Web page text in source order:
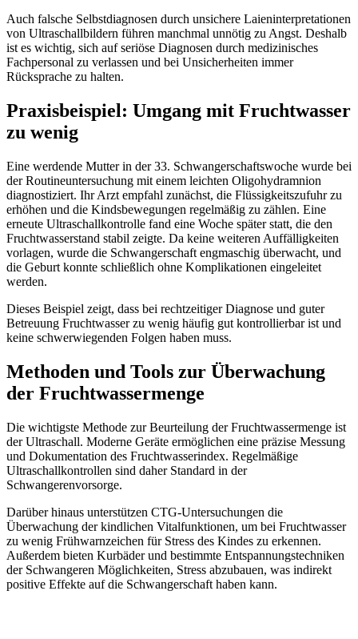
Auch falsche Selbstdiagnosen durch unsichere Laieninterpretationen
von Ultraschallbildern führen manchmal unnötig zu Angst. Deshalb
ist es wichtig, sich auf seriöse Diagnosen durch medizinisches
Fachpersonal zu verlassen und bei Unsicherheiten immer
Rücksprache zu halten.
Praxisbeispiel: Umgang mit Fruchtwasser
zu wenig
Eine werdende Mutter in der 33. Schwangerschaftswoche wurde bei
der Routineuntersuchung mit einem leichten Oligohydramnion
diagnostiziert. Ihr Arzt empfahl zunächst, die Flüssigkeitszufuhr zu
erhöhen und die Kindsbewegungen regelmäßig zu zählen. Eine
erneute Ultraschallkontrolle fand eine Woche später statt, die den
Fruchtwasserstand stabil zeigte. Da keine weiteren Auffälligkeiten
vorlagen, wurde die Schwangerschaft engmaschig überwacht, und
die Geburt konnte schließlich ohne Komplikationen eingeleitet
werden.
Dieses Beispiel zeigt, dass bei rechtzeitiger Diagnose und guter
Betreuung Fruchtwasser zu wenig häufig gut kontrollierbar ist und
keine schwerwiegenden Folgen haben muss.
Methoden und Tools zur Überwachung
der Fruchtwassermenge
Die wichtigste Methode zur Beurteilung der Fruchtwassermenge ist
der Ultraschall. Moderne Geräte ermöglichen eine präzise Messung
und Dokumentation des Fruchtwasserindex. Regelmäßige
Ultraschallkontrollen sind daher Standard in der
Schwangerenvorsorge.
Darüber hinaus unterstützen CTG-Untersuchungen die
Überwachung der kindlichen Vitalfunktionen, um bei Fruchtwasser
zu wenig Frühwarnzeichen für Stress des Kindes zu erkennen.
Außerdem bieten Kurbäder und bestimmte Entspannungstechniken
der Schwangeren Möglichkeiten, Stress abzubauen, was indirekt
positive Effekte auf die Schwangerschaft haben kann.